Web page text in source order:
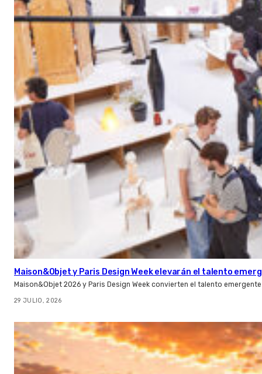
Maison&Objet y Paris Design Week elevarán el talento
Maison&Objet 2026 y Paris Design Week convierten el talento
29 JULIO, 2026